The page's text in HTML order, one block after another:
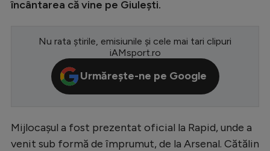
Europa League
Conference League
CM 2026
LaLiga
încântarea că vine pe Giulești.
Nu rata știrile, emisiunile și cele mai tari clipuri
iAMsport.ro
Urmărește-ne pe Google
Mijlocașul a fost prezentat oficial la Rapid, unde a
venit sub formă de împrumut, de la Arsenal. Cătălin